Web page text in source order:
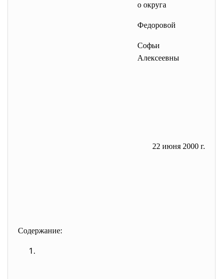
о округа
Федоровой
Софьи
Алексеевны
22 июня 2000 г.
Содержание: